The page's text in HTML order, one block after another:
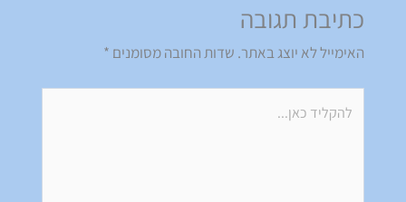
כתיבת תגובה
האימייל לא יוצג באתר. שדות החובה מסומנים *